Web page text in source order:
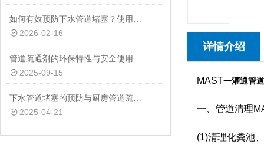
如何有效预防下水管道堵塞？使用下水管道疏通剂的意义
2026-02-16
管道疏通剂的环保特性与安全使用指南说明
2025-09-15
下水管道堵塞的预防与厨房管道疏通剂的使用指南
2025-04-21
详情介绍
MAST一灌通管
一、管道清理
(1)清理化粪池